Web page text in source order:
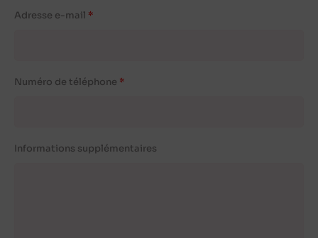
Adresse e-mail
Numéro de téléphone
Informations supplémentaires